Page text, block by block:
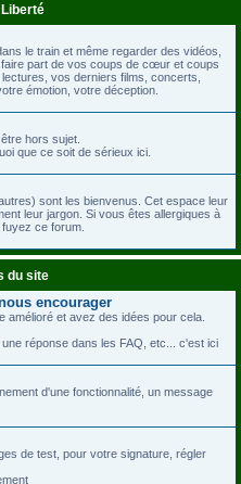
le train et même regarder des vidéos,
part de vos coups de cœur et coups
vos derniers films, concerts,
émotion, votre déception.
hors sujet.
que ce soit de sérieux ici.
sont les bienvenus. Cet espace leur
leur jargon. Si vous êtes allergiques à
ce forum.
du site
encourager
amélioré et avez des idées pour cela.
réponse dans les FAQ, etc... c'est ici
d'une fonctionnalité, un message
de test, pour votre signature, régler